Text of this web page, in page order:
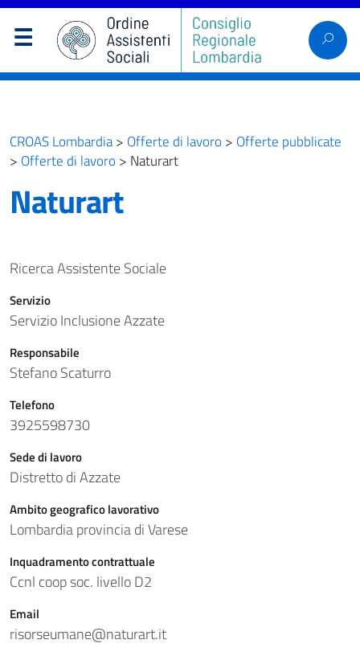
CROAS Lombardia> Offerte di lavoro > Offerte pubblicate
> Offerte di lavoro > Naturart
Naturart
Ricerca Assistente Sociale
Servizio
Servizio Inclusione Azzate
Responsabile
Stefano Scaturro
Telefono
3925598730
Sede di lavoro
Distretto di Azzate
Ambito geografico lavorativo
Lombardia provincia di Varese
Inquadramento contrattuale
Ccnl coop soc. livello D2
Email
risorseumane@naturart.it